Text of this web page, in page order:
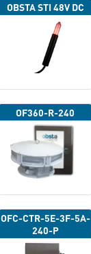
OBSTA STI 48V DC
OF360-R-240
OFC-CTR-5E-3F-5A-
240-P